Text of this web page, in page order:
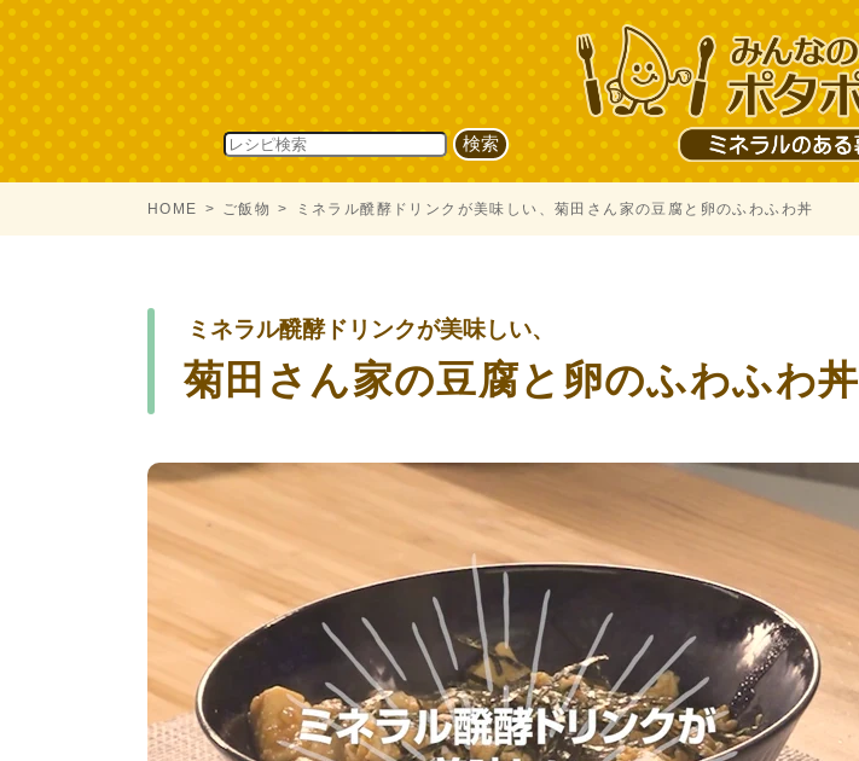
HOME ご飯物 ミネラル醗酵ドリンクが美味しい、菊田さん家の豆腐と卵のふわふわ丼
ミネラル醗酵ドリンクが美味しい、
菊田さん家の豆腐と卵のふわふわ丼